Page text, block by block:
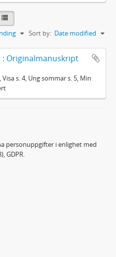
Sort by: Date modified
: Originalmanuskript
s. 4, Ung sommar s. 5, Min
personuppgifter i enlighet med
GDPR.